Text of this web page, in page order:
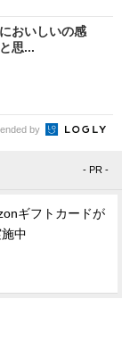
おいしいの感
思...
by
- PR -
ギフトカードが
中